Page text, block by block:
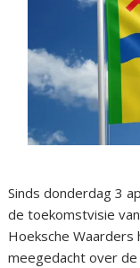
Sinds donderdag 3
de toekomstvisie
Hoeksche Waarders
meegedacht over